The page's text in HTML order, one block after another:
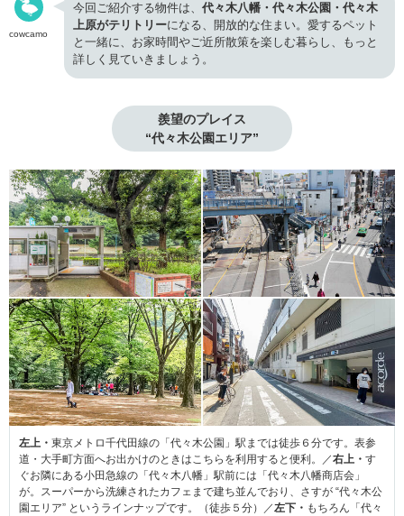
cowcamo
今回ご紹介する物件は、 代々木八幡・代々木公園・代々木
上原がテリトリーになる、開放的な住まい。愛するペット
と一緒に、お家時間やご近所散策を楽しむ暮らし、もっと
詳しく見ていきましょう。
羨望のプレイス
“代々木公園エリア”
左上・ 東京メトロ千代田線の「代々木公園」駅までは徒歩６分です。表参
道・大手町方面へお出かけのときはこちらを利用すると便利。／右上・ す
ぐお隣にある小田急線の「代々木八幡」駅前には「代々木八幡商店会」
が。スーパーから洗練されたカフェまで建ち並んでおり、さすが “代々木公
園エリア” というラインナップです。（徒歩５分）／左下・ もちろん「代々